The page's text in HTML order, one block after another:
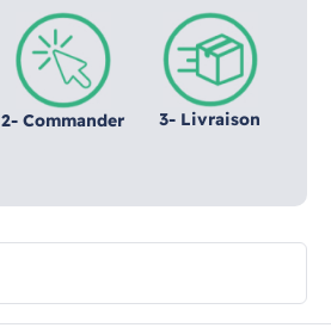
2- Commander 3- Livraison